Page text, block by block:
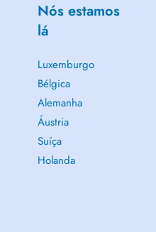
Nós estamos
lá
Luxemburgo
Bélgica
Alemanha
Áustria
Suíça
Holanda